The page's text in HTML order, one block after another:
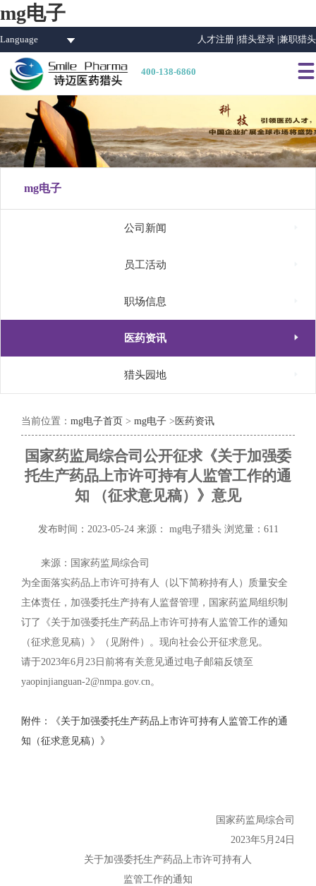
mg电子
Language 人才注册 |猎头登录 |兼职猎头
400-138-6860 
mg电子
公司新闻
员工活动
职场信息
医药资讯 
猎头园地
当前位置： mg电子首页 > mg电子 > 医药资讯
国家药监局综合司公开征求《关于加强委
托生产药品上市许可持有人监管工作的通
知 （征求意见稿）》意见
发布时间：2023-05-24 来源： mg电子猎头 浏览量：611
来源：国家药监局综合司
为全面落实药品上市许可持有人（以下简称持有人）质量安全
主体责任，加强委托生产持有人监督管理，国家药监局组织制
订了《关于加强委托生产药品上市许可持有人监管工作的通知
（征求意见稿）》（见附件）。现向社会公开征求意见。
请于2023年6月23日前将有关意见通过电子邮箱反馈至
yaopinjianguan-2@nmpa.gov.cn。
附件：《关于加强委托生产药品上市许可持有人监管工作的通
知（征求意见稿）》
国家药监局综合司
2023年5月24日
关于加强委托生产药品上市许可持有人
监管工作的通知